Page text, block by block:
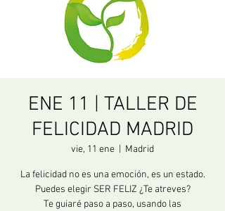
ENE 11 | TALLER DE
FELICIDAD MADRID
vie, 11 ene Madrid
La felicidad no es una emoción, es un estado.
Puedes elegir SER FELIZ ¿Te atreves?
Te guiaré paso a paso, usando las